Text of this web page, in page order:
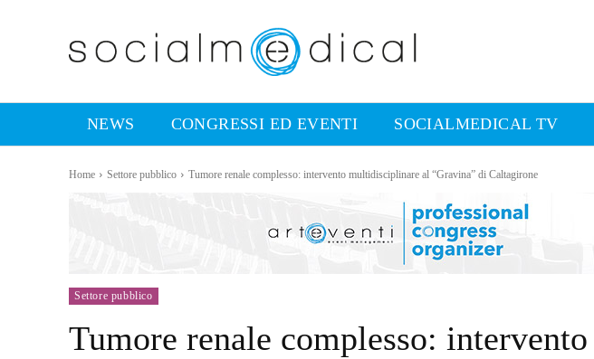
NEWS CONGRESSI ED EVENTI SOCIALMEDICAL TV
Home Settore pubblico Tumore renale complesso: intervento multidisciplinare al “Gravina” di Caltagirone
Settore pubblico
Tumore renale complesso: intervento